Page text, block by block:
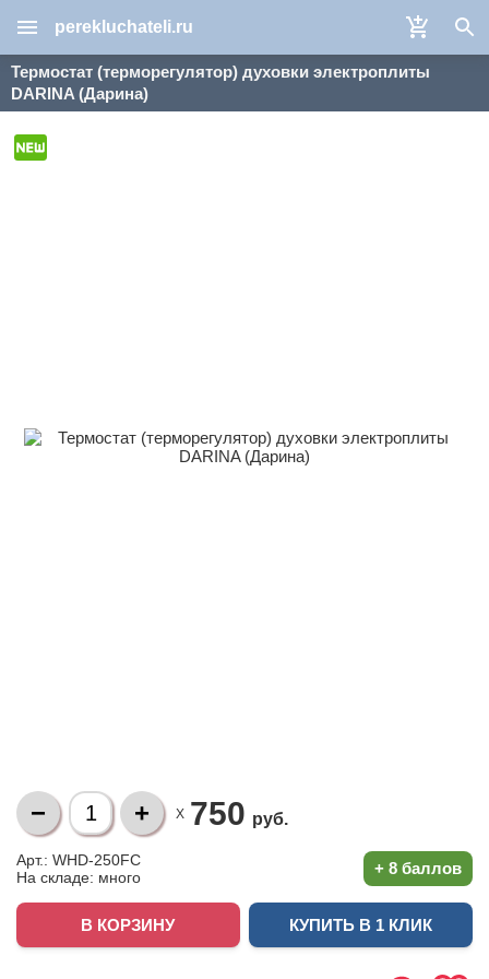
perekluchateli.ru
Термостат (терморегулятор) духовки электроплиты
DARINA (Дарина)
X 750 руб.
Арт.: WHD-250FC
На складе: много + 8 баллов
КУПИТЬ В 1 КЛИК